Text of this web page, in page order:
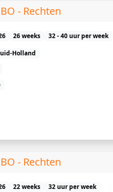
- Rechten
26 weeks
32 - 40 uur per week
Holland
- Rechten
22 weeks
32 uur per week